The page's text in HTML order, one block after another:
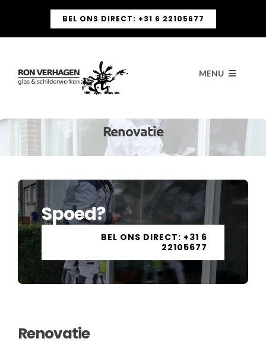
inhoud
BEL ONS DIRECT: +31 6 22105677
MENU
Renovatie
Spoed?
BEL ONS DIRECT: +31 6
22105677
Renovatie